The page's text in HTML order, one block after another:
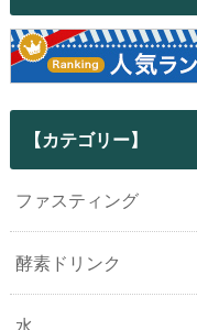
【カテゴリー】
ファスティング
酵素ドリンク
水